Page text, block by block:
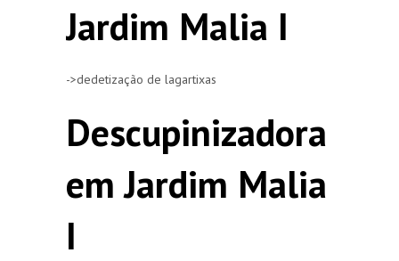
Jardim Malia I
->dedetização de lagartixas
Descupinizadora
em Jardim Malia
I